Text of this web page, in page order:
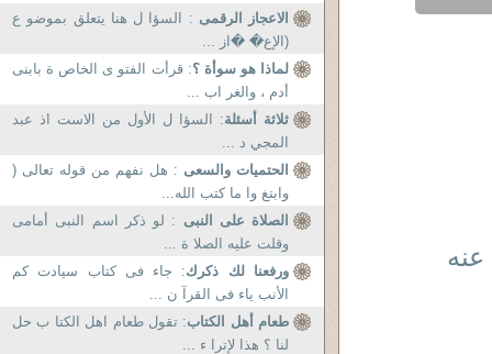
الاعجاز الرقمى : السؤا ل هنا يتعلق بموضو ع
(الإع� �از ...
لماذا هو سوأة ؟: قرأت الفتو ى الخاص ة بابنى
أدم ، والغر اب ...
ثلاثة أسئلة: السؤا ل الأول من الاست اذ عبد
المجي د ...
الحتميات والسعى : هل نفهم من قوله تعالى (
وابتغ وا ما كتب الله...
الصلاة على النبى : لو ذكر اسم النبى أمامى
وقلت عليه الصلا ة ...
ورفعنا لك ذكرك: جاء فى كتاب سيادت كم
الأنب ياء فى القرآ ن ...
طعام أهل الكتاب: تقول طعام اهل الكتا ب حل
لنا ؟ هذا لإترا ء ...